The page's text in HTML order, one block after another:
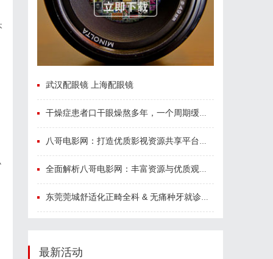
武汉配眼镜 上海配眼镜
干燥症患者口干眼燥熬多年，一个周期缓过来？老中医：一张辨证方对症，身体找回津液
八哥电影网：打造优质影视资源共享平台的创新之路
全面解析八哥电影网：丰富资源与优质观影体验的终极指南
东莞莞城舒适化正畸全科 & 无痛种牙就诊避坑攻略
最新活动